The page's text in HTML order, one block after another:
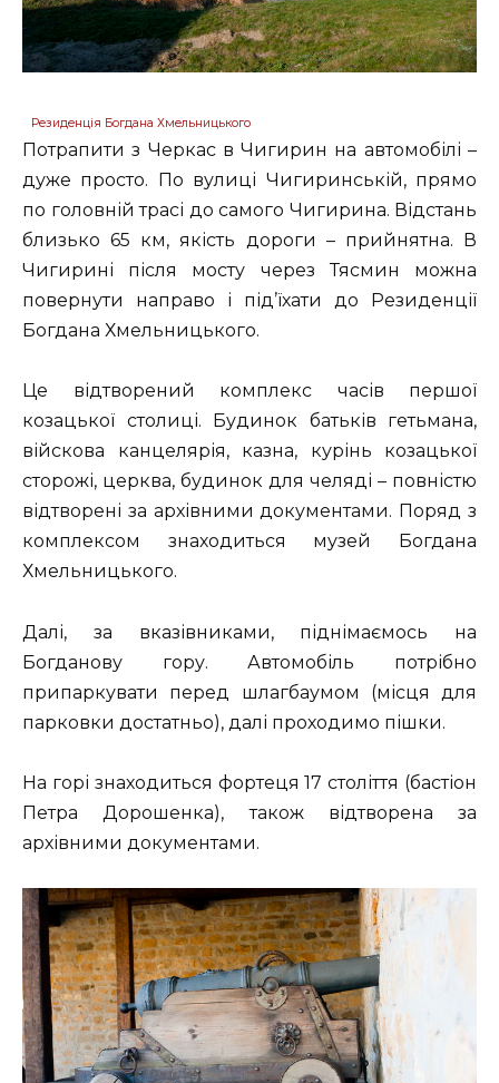
Резиденція Богдана Хмельницького
Потрапити з Черкас в Чигирин на автомобілі –
дуже просто. По вулиці Чигиринській, прямо
по головній трасі до самого Чигирина. Відстань
близько 65 км, якість дороги – прийнятна. В
Чигирині після мосту через Тясмин можна
повернути направо і під’їхати до Резиденції
Богдана Хмельницького.
Це відтворений комплекс часів першої
козацької столиці. Будинок батьків гетьмана,
війскова канцелярія, казна, курінь козацької
сторожі, церква, будинок для челяді – повністю
відтворені за архівними документами. Поряд з
комплексом знаходиться музей Богдана
Хмельницького.
Далі, за вказівниками, піднімаємось на
Богданову гору. Автомобіль потрібно
припаркувати перед шлагбаумом (місця для
парковки достатньо), далі проходимо пішки.
На горі знаходиться фортеця 17 століття (бастіон
Петра Дорошенка), також відтворена за
архівними документами.